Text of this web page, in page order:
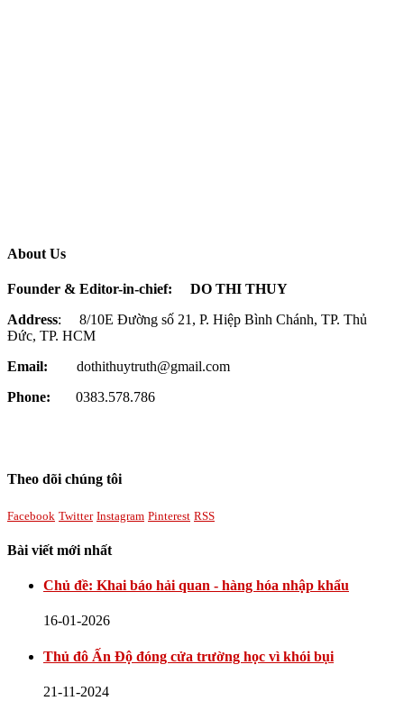
About Us
Founder & Editor-in-chief:
DO THI THUY
Address: 8/10E Đường số 21, P. Hiệp Bình Chánh, TP. Thủ
Đức, TP. HCM
Email: dothithuytruth@gmail.com
Phone: 0383.578.786
Theo dõi chúng tôi
Facebook Twitter Instagram Pinterest RSS
Bài viết mới nhất
Chủ đề: Khai báo hải quan - hàng hóa nhập khẩu
16-01-2026
Thủ đô Ấn Độ đóng cửa trường học vì khói bụi
21-11-2024